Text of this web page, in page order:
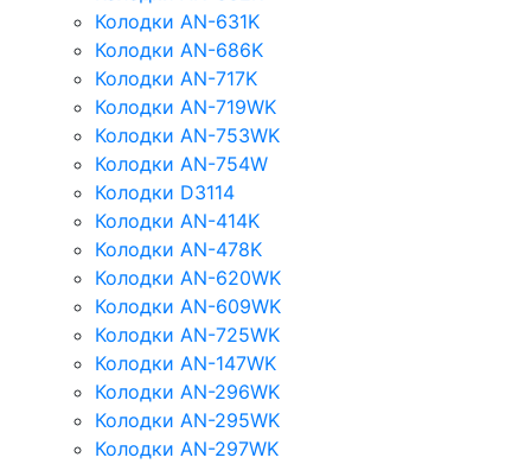
Колодки AN-631K
Колодки AN-686K
Колодки AN-717K
Колодки AN-719WK
Колодки AN-753WK
Колодки AN-754W
Колодки D3114
Колодки AN-414K
Колодки AN-478K
Колодки AN-620WK
Колодки AN-609WK
Колодки AN-725WK
Колодки AN-147WK
Колодки AN-296WK
Колодки AN-295WK
Колодки AN-297WK